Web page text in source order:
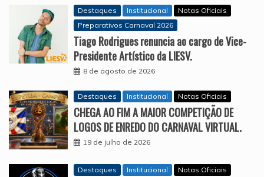
Destaques Institucional
Notas Oficiais
Preparativos Carnaval 2026
Tiago Rodrigues renuncia ao cargo de Vice-
Presidente Artístico da LIESV.
8 de agosto de 2026
Destaques Institucional Notas Oficiais
CHEGA AO FIM A MAIOR COMPETIÇÃO DE
LOGOS DE ENREDO DO CARNAVAL VIRTUAL.
19 de julho de 2026
Destaques Institucional Notas Oficiais